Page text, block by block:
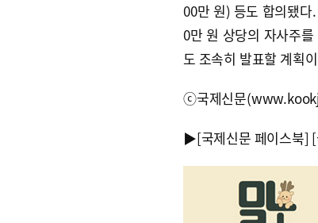
00만 원) 등도 합의됐
0만 원 상당의 자사주
도 조속히 발표할 계획이
ⓒ국제신문
▶[국제신문 페이스북]